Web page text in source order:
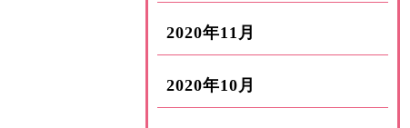
2020年11月
2020年10月